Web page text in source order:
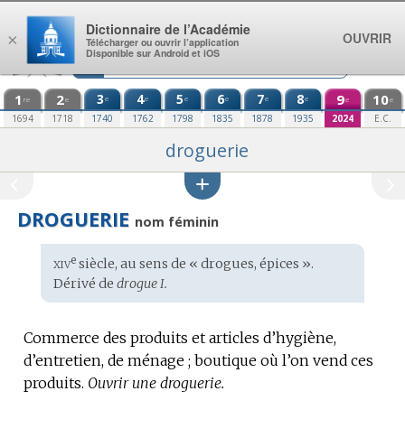
Aller au contenu
1 re
1694
2e
1718
3e
1740
4e
1762
5e
1798
6e
1835
7e
1878
8e
1935
9e
2024
10e
E.C.
droguerie
DROGUERIE nom féminin
Étymologie
:
xivesiècle, au sens de « drogues, épices ».
Dérivé de drogue I.
Commerce des produits et articles d’hygiène,
d’entretien, de ménage ; boutique où l’on vend ces
produits. Ouvrir une droguerie.
×
Dictionnaire de l’Académie
Télécharger ou ouvrir l’application
Disponible sur Android et iOS
OUVRIR